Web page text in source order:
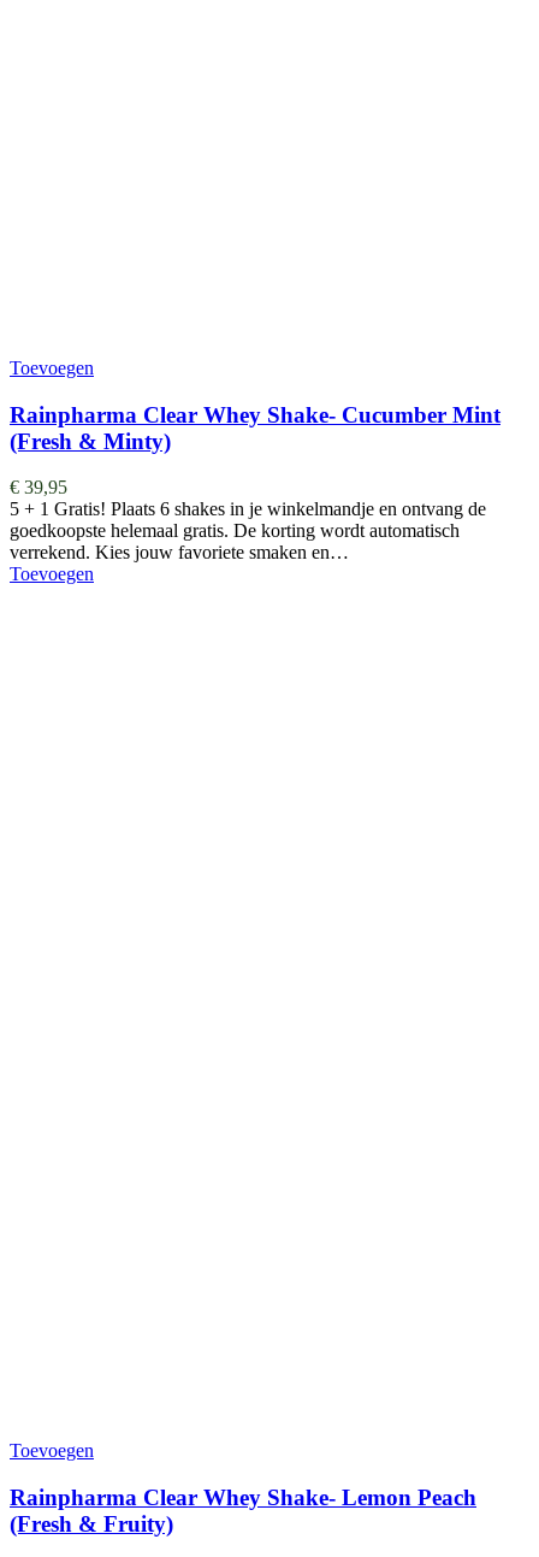
Toevoegen
Rainpharma Clear Whey Shake- Cucumber Mint
(Fresh & Minty)
€ 39,95
5 + 1 Gratis! Plaats 6 shakes in je winkelmandje en ontvang de
goedkoopste helemaal gratis. De korting wordt automatisch
verrekend. Kies jouw favoriete smaken en…
Toevoegen
Toevoegen
Rainpharma Clear Whey Shake- Lemon Peach
(Fresh & Fruity)